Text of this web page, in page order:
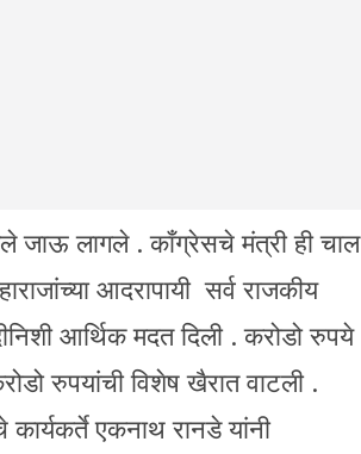
जाऊ लागले . कॉंग्रेसचे मंत्री ही चाल
आदरापायी सर्व राजकीय
आर्थिक मदत दिली . करोडो रुपये
रुपयांची विशेष खैरात वाटली .
एकनाथ रानडे यांनी